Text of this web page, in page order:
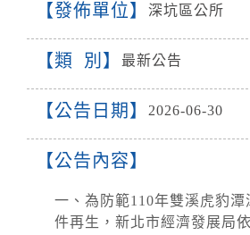
發佈單位 深坑區公所
類 別 最新公告
公告日期 2026-06-30
公告內容
一、為防範110年雙溪虎豹
件再生，新北市經濟發展局